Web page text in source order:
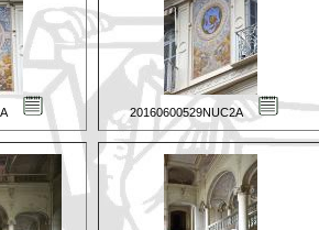
20160600529NUC2A